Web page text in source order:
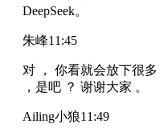
DeepSeek。
朱峰11:45
对 ， 你看就会放下很多
，是吧 ？ 谢谢大家 。
Ailing小狼11:49